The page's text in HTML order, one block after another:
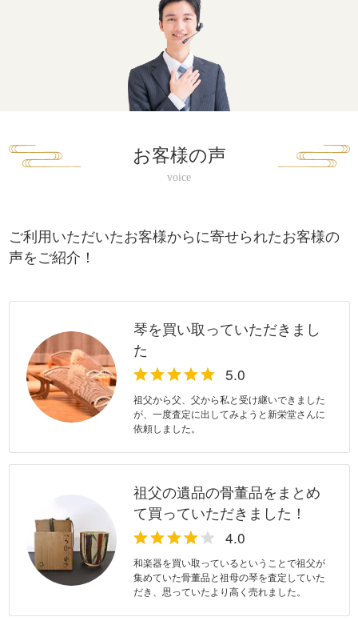
お客様の声
ご利用いただいたお客様からに寄せられたお客様の
声をご紹介！
琴を買い取っていただきまし
た
祖父から父、父から私と受け継いできました
が、一度査定に出してみようと新栄堂さんに
依頼しました。
祖父の遺品の骨董品をまとめ
て買っていただきました！
和楽器を買い取っているということで祖父が
集めていた骨董品と祖母の琴を査定していた
だき、思っていたより高く売れました。